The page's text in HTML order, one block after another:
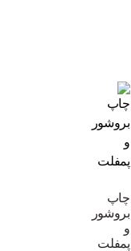
چاپ
بروشور
و
پمفلت